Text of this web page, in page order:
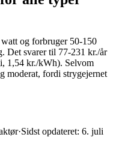
og forbruger 50-150
Det svarer til 77-231 kr./år
1,54 kr./kWh). Selvom
moderat, fordi strygejernet
·Sidst opdateret: 6. juli